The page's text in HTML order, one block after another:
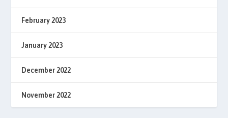
February 2023
January 2023
December 2022
November 2022